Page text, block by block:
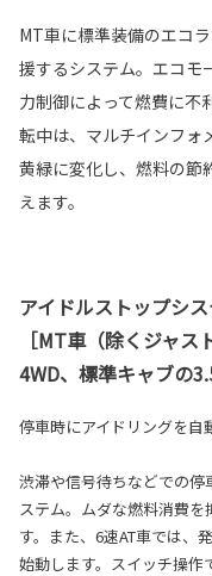
MT車に標準装備のエコ
援するシステム。エコモ
力制御によって燃費に不
転中は、マルチインフォ
黄緑に変化し、燃料の節
えます。
アイドルストップシ
［MT車（除くジャ
4WD、標準キャブの
停車時にアイドリングを自
渋滞や信号待ちなどでの
ステム。ムダな燃料消費
す。また、6速AT車では、
始動します。スイッチ操作